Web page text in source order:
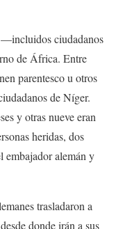
—incluidos ciudadanos
de África. Entre
parentesco u otros
de Níger.
y otras nueve eran
heridas, dos
embajador alemán y
trasladaron a
donde irán a sus